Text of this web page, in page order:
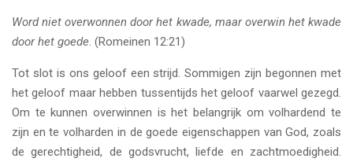
Word niet overwonnen door het kwade, maar overwin het kwade
door het goede. (Romeinen 12:21)
Tot slot is ons geloof een strijd. Sommigen zijn begonnen met
het geloof maar hebben tussentijds het geloof vaarwel gezegd.
Om te kunnen overwinnen is het belangrijk om volhardend te
zijn en te volharden in de goede eigenschappen van God, zoals
de gerechtigheid, de godsvrucht, liefde en zachtmoedigheid.